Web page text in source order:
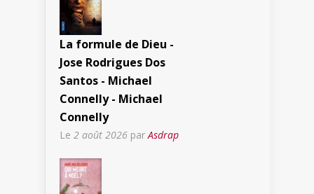
La formule de Dieu -
Jose Rodrigues Dos
Santos - Michael
Connelly - Michael
Connelly
Le 2 août 2026 parAsdrap